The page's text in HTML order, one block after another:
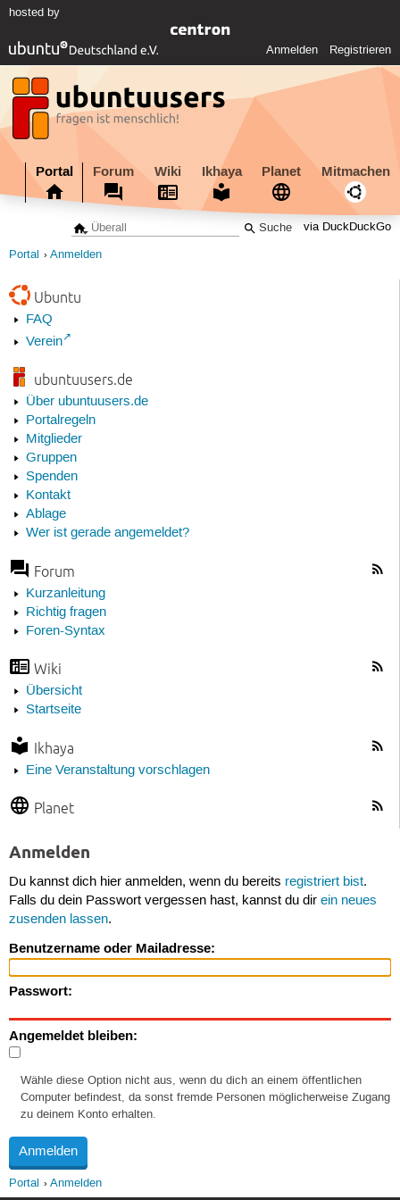
hosted by
Anmelden Registrieren
Portal Forum Wiki Ikhaya Planet Mitmachen
via DuckDuckGo
Portal Anmelden
Ubuntu
FAQ
Verein
ubuntuusers.de
Über ubuntuusers.de
Portalregeln
Mitglieder
Gruppen
Spenden
Kontakt
Ablage
Wer ist gerade angemeldet?
Forum
Kurzanleitung
Richtig fragen
Foren-Syntax
Wiki
Übersicht
Startseite
Ikhaya
Eine Veranstaltung vorschlagen
Planet
Anmelden
Du kannst dich hier anmelden, wenn du bereits registriert bist.
Falls du dein Passwort vergessen hast, kannst du dir ein neues
zusenden lassen.
Benutzername oder Mailadresse:
Passwort:
Angemeldet bleiben:
Wähle diese Option nicht aus, wenn du dich an einem öffentlichen
Computer befindest, da sonst fremde Personen möglicherweise Zugang
zu deinem Konto erhalten.
Portal Anmelden